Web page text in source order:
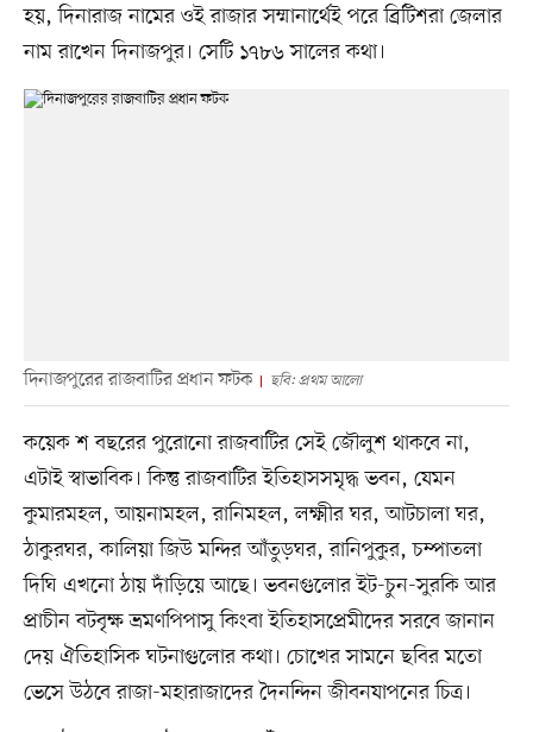
হয়, দিনারাজ নামের ওই রাজার সম্মানার্থেই পরে ব্রিটিশরা জেলার
নাম রাখেন দিনাজপুর। সেটি ১৭৮৬ সালের কথা।
দিনাজপুরের রাজবাটির প্রধান ফটক ছবি: প্রথম আলো
কয়েক শ বছরের পুরোনো রাজবাটির সেই জৌলুশ থাকবে না,
এটাই স্বাভাবিক। কিন্তু রাজবাটির ইতিহাসসমৃদ্ধ ভবন, যেমন
কুমারমহল, আয়নামহল, রানিমহল, লক্ষ্মীর ঘর, আটচালা ঘর,
ঠাকুরঘর, কালিয়া জিউ মন্দির আঁতুড়ঘর, রানিপুকুর, চম্পাতলা
দিঘি এখনো ঠায় দাঁড়িয়ে আছে। ভবনগুলোর ইট-চুন-সুরকি আর
প্রাচীন বটবৃক্ষ ভ্রমণপিপাসু কিংবা ইতিহাসপ্রেমীদের সরবে জানান
দেয় ঐতিহাসিক ঘটনাগুলোর কথা। চোখের সামনে ছবির মতো
ভেসে উঠবে রাজা-মহারাজাদের দৈনন্দিন জীবনযাপনের চিত্র।